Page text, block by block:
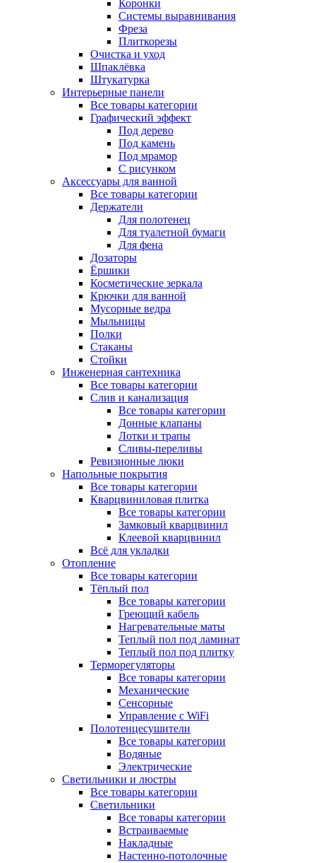
Коронки
Системы выравнивания
Фреза
Плиткорезы
Очистка и уход
Шпаклёвка
Штукатурка
Интерьерные панели
Все товары категории
Графический эффект
Под дерево
Под камень
Под мрамор
С рисунком
Аксессуары для ванной
Все товары категории
Держатели
Для полотенец
Для туалетной бумаги
Для фена
Дозаторы
Ёршики
Косметические зеркала
Крючки для ванной
Мусорные ведра
Мыльницы
Полки
Стаканы
Стойки
Инженерная сантехника
Все товары категории
Слив и канализация
Все товары категории
Донные клапаны
Лотки и трапы
Сливы-переливы
Ревизионные люки
Напольные покрытия
Все товары категории
Кварцвиниловая плитка
Все товары категории
Замковый кварцвинил
Клеевой кварцвинил
Всё для укладки
Отопление
Все товары категории
Тёплый пол
Все товары категории
Греющий кабель
Нагревательные маты
Теплый пол под ламинат
Теплый пол под плитку
Терморегуляторы
Все товары категории
Механические
Сенсорные
Управление с WiFi
Полотенцесушители
Все товары категории
Водяные
Электрические
Светильники и люстры
Все товары категории
Светильники
Все товары категории
Встраиваемые
Накладные
Настенно-потолочные